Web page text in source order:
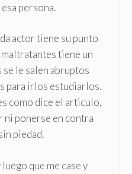
persona.
actor tiene su punto
tiene un
le salen abruptos
para irlos estudiarlos.
como dice el articulo,
ni ponerse en contra
piedad.
que me case y